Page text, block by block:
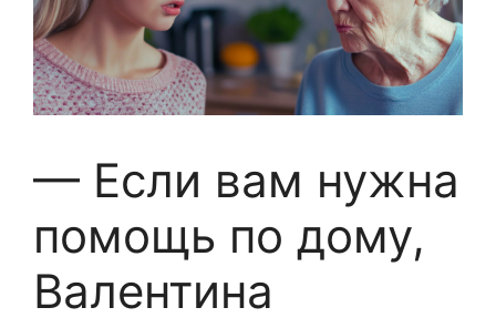
— Если вам нужна
помощь по дому,
Валентина